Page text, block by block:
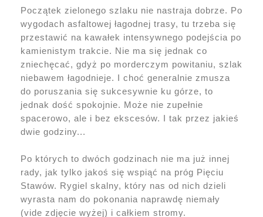
Początek zielonego szlaku nie nastraja dobrze. Po
wygodach asfaltowej łagodnej trasy, tu trzeba się
przestawić na kawałek intensywnego podejścia po
kamienistym trakcie. Nie ma się jednak co
zniechęcać, gdyż po morderczym powitaniu, szlak
niebawem łagodnieje. I choć generalnie zmusza
do poruszania się sukcesywnie ku górze, to
jednak dość spokojnie. Może nie zupełnie
spacerowo, ale i bez ekscesów. I tak przez jakieś
dwie godziny...
Po których to dwóch godzinach nie ma już innej
rady, jak tylko jakoś się wspiąć na próg Pięciu
Stawów. Rygiel skalny, który nas od nich dzieli
wyrasta nam do pokonania naprawdę niemały
(vide zdjęcie wyżej) i całkiem stromy.